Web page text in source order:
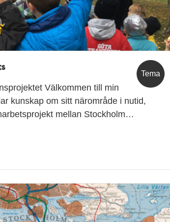
Tema
Välkommen till min
kunskap om sitt närområde i nutid,
mellan Stockholm…